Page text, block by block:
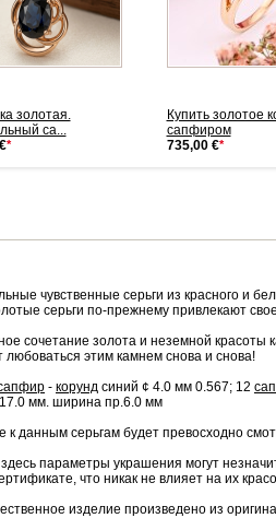
золотая.
са...
*
Купить золотое
сапфиром
735,00 €*
чувственные серьги из красного и
серьги по-прежнему привлекают
сочетание золота и неземной
любоваться этим камнем снова и снова!
- корунд синий ¢ 4.0 мм 0.567; 12
мм. ширина пр.6.0 мм
к данным серьгам будет превосходно
параметры украшения могут
что никак не влияет на их
изделие произведено из